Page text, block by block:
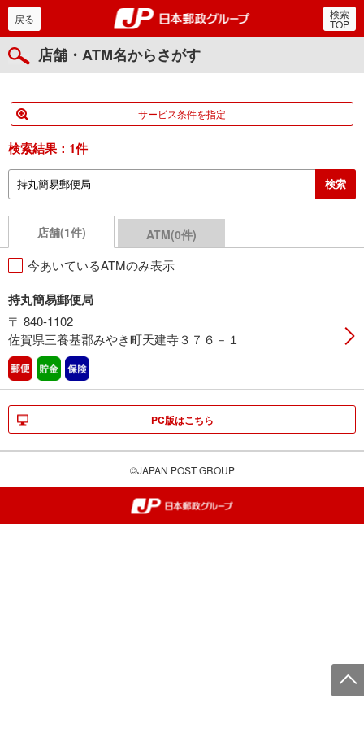
郵便局・日本郵政グルー
戻る 検索
TOP
店舗・ATM名からさがす
サービス条件を指定
検索結果： 1件
店舗(1件) ATM(0件)
今あいているATMのみ表示
持丸簡易郵便局
〒 840-1102
佐賀県三養基郡みやき町天建寺３７６－１
郵便 貯金
PC版はこちら
©JAPAN POST GROUP